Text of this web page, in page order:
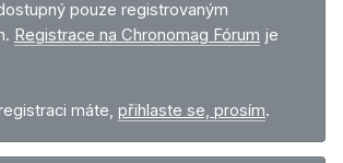
pouze registrovaným
Registrace na Chronomag Fórum je
máte, přihlaste se, prosím.